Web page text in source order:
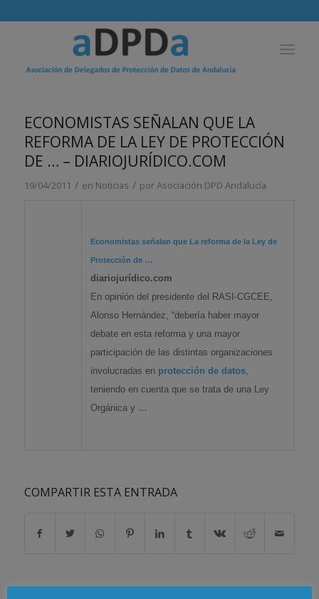
ECONOMISTAS SEÑALAN QUE LA
REFORMA DE LA LEY DE PROTECCIÓN
DE … – DIARIOJURÍDICO.COM
19/04/2011 / en Noticias / porAsociación DPD Andalucía
Economistas señalan que La reforma de la Ley de
Protección de …
diariojurídico.com
En opinión del presidente del RASI-CGCEE,
Alonso Hernández, “debería haber mayor
debate en esta reforma y una mayor
participación de las distintas organizaciones
involucradas en protección de datos,
teniendo en cuenta que se trata de una Ley
Orgánica y …
COMPARTIR ESTA ENTRADA